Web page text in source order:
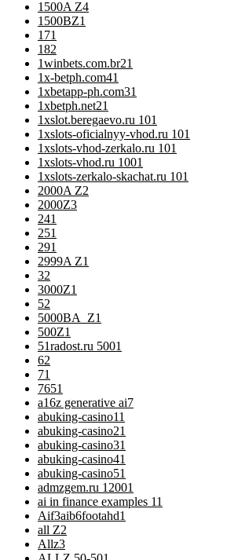
1500A Z4
1500BZ1
171
182
1winbets.com.br21
1x-betph.com41
1xbetapp-ph.com31
1xbetph.net21
1xslot.beregaevo.ru 101
1xslots-oficialnyy-vhod.ru 101
1xslots-vhod-zerkalo.ru 101
1xslots-vhod.ru 1001
1xslots-zerkalo-skachat.ru 101
2000A Z2
2000Z3
241
251
291
2999A Z1
32
3000Z1
52
5000BA_Z1
500Z1
51radost.ru 5001
62
71
7651
a16z generative ai7
abuking-casino11
abuking-casino21
abuking-casino31
abuking-casino41
abuking-casino51
admzgem.ru 12001
ai in finance examples 11
Aif3aib6footahd1
all Z2
Allz3